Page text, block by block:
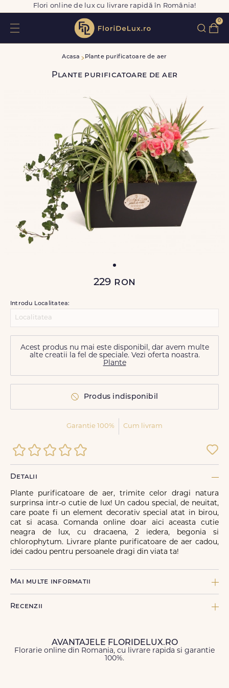
Flori online de lux cu livrare rapidă în România!
0
Acasa Plante purificatoare de aer
Plante purificatoare de aer
229 ron
Introdu Localitatea:
Acest produs nu mai este disponibil, dar avem multe
alte creatii la fel de speciale. Vezi oferta noastra.
Plante
Produs indisponibil
Garantie 100% Cum livram
Detalii
Plante purificatoare de aer, trimite celor dragi natura
surprinsa intr-o cutie de lux! Un cadou special, de neuitat,
care poate fi un element decorativ special atat in birou,
cat si acasa. Comanda online doar aici aceasta cutie
neagra de lux, cu dracaena, 2 iedera, begonia si
chlorophytum. Livrare plante purificatoare de aer cadou,
idei cadou pentru persoanele dragi din viata ta!
Mai multe informatii
1 x Cutie V shape neagra, 1 x Muschi, 1 x Planta Begonie rosie, 1
Recenzii
AVANTAJELE FLORIDELUX.RO
Florarie online din Romania, cu livrare rapida si garantie
100%.